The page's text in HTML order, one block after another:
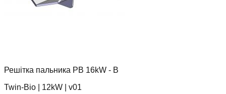
Решітка пальника PB 16kW - B
Twin-Bio
12kW
v01